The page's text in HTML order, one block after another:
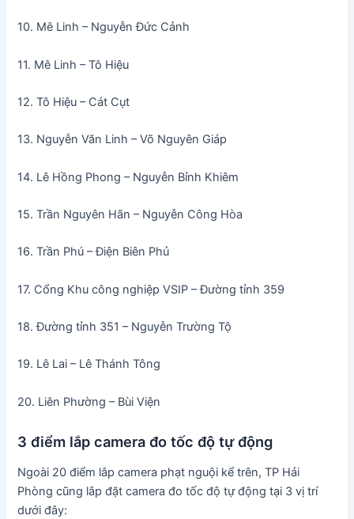
10. Mê Linh – Nguyễn Đức Cảnh
11. Mê Linh – Tô Hiệu
12. Tô Hiệu – Cát Cụt
13. Nguyễn Văn Linh – Võ Nguyên Giáp
14. Lê Hồng Phong – Nguyễn Bỉnh Khiêm
15. Trần Nguyên Hãn – Nguyễn Công Hòa
16. Trần Phú – Điện Biên Phủ
17. Cổng Khu công nghiệp VSIP – Đường tỉnh 359
18. Đường tỉnh 351 – Nguyễn Trường Tộ
19. Lê Lai – Lê Thánh Tông
20. Liên Phường – Bùi Viện
3 điểm lắp camera đo tốc độ tự động
Ngoài 20 điểm lắp camera phạt nguội kể trên, TP Hải
Phòng cũng lắp đặt camera đo tốc độ tự động tại 3 vị trí
dưới đây: